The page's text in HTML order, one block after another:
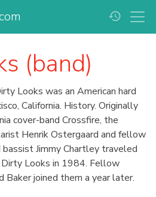
history
(band)
Looks was an American hard
California. History. Originally
cover-band Crossfire, the
Henrik Ostergaard and fellow
Jimmy Chartley traveled
Looks in 1984. Fellow
Baker joined them a year later.